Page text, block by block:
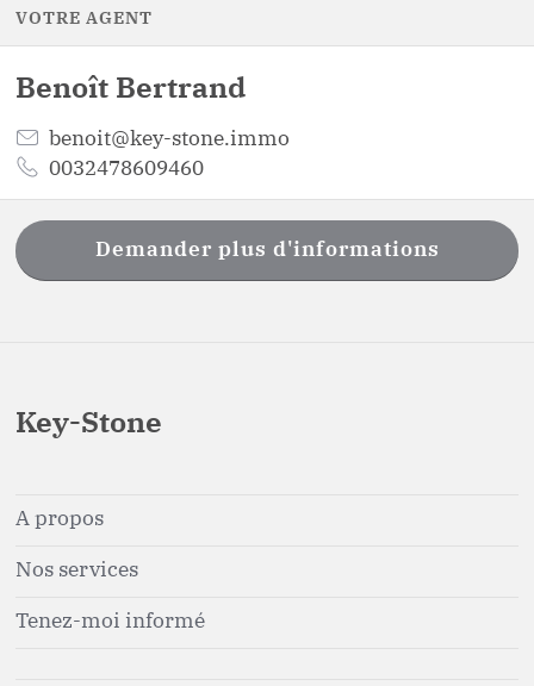
VOTRE AGENT
Benoît Bertrand
benoit@key-stone.immo
0032478609460
Demander plus d'informations
Key-Stone
A propos
Nos services
Tenez-moi informé